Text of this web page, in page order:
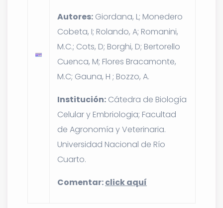
Autores: Giordana, L; Monedero
Cobeta, I; Rolando, A; Romanini,
M.C.; Cots, D; Borghi, D; Bertorello
Cuenca, M; Flores Bracamonte,
M.C; Gauna, H ; Bozzo, A.
Institución: Cátedra de Biología
Celular y Embriologia; Facultad
de Agronomía y Veterinaria.
Universidad Nacional de Río
Cuarto.
Comentar:click aquí